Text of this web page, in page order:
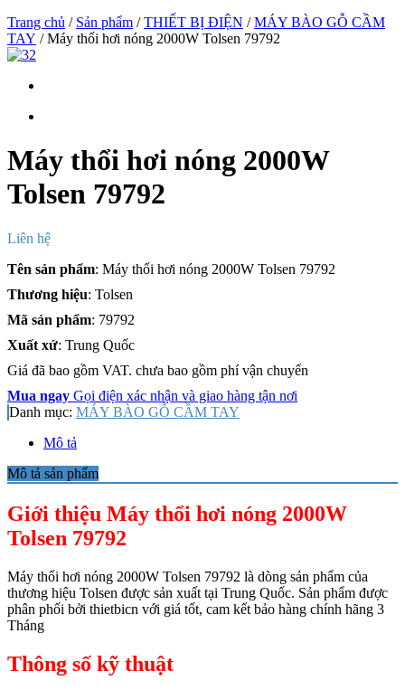
Trang chủ / Sản phẩm /THIẾT BỊ ĐIỆN /MÁY BÀO GỖ CẦM
TAY / Máy thổi hơi nóng 2000W Tolsen 79792
Máy thổi hơi nóng 2000W
Tolsen 79792
Liên hệ
Tên sản phẩm: Máy thổi hơi nóng 2000W Tolsen 79792
Thương hiệu: Tolsen
Mã sản phẩm: 79792
Xuất xứ: Trung Quốc
Giá đã bao gồm VAT. chưa bao gồm phí vận chuyển
Mua ngay Gọi điện xác nhận và giao hàng tận nơi
Danh mục: MÁY BÀO GỖ CẦM TAY
Mô tả
Mô tả sản phẩm
Giới thiệu Máy thổi hơi nóng 2000W
Tolsen 79792
Máy thổi hơi nóng 2000W Tolsen 79792 là dòng sản phẩm của
thương hiệu Tolsen được sản xuất tại Trung Quốc. Sản phẩm được
phân phối bởi thietbicn với giá tốt, cam kết bảo hàng chính hãng 3
Tháng
Thông số kỹ thuật